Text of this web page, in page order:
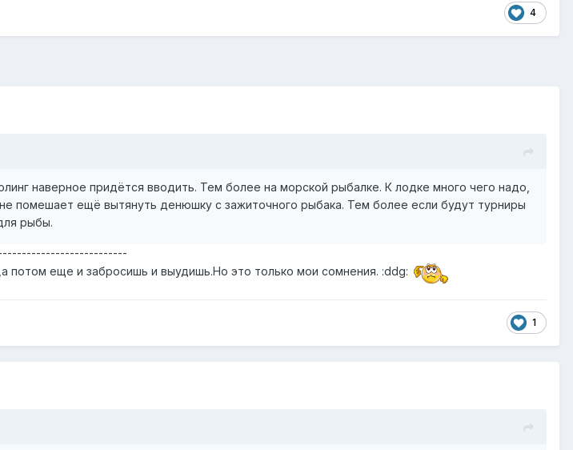
4
наверное придётся вводить. Тем более на морской рыбалке. К лодке много чего надо,
помешает ещё вытянуть денюшку с зажиточного рыбака. Тем более если будут турниры
рыбы.
еще и забросишь и выудишь.Но это только мои сомнения. :ddg:
1